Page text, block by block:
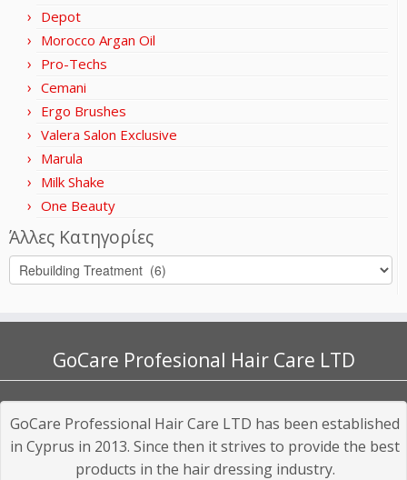
Depot
Morocco Argan Oil
Pro-Techs
Cemani
Ergo Brushes
Valera Salon Exclusive
Marula
Milk Shake
One Beauty
Άλλες Κατηγορίες
GoCare Profesional Hair Care LTD
GoCare Professional Hair Care LTD has been established
in Cyprus in 2013. Since then it strives to provide the best
products in the hair dressing industry.